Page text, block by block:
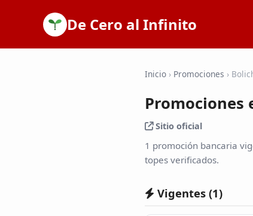
De Cero al Infinito
Inicio › Promociones ›
Promociones
Sitio oficial
1 promoción bancaria
topes verificados.
Vigentes (1)